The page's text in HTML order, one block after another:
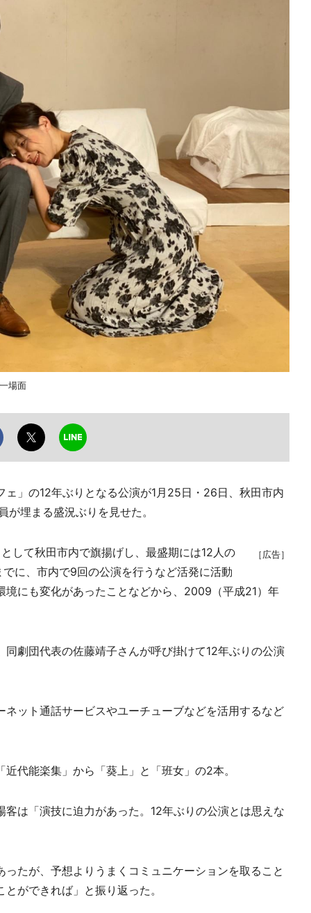
場面
」の12年ぶりとなる公演が1月25日・26日、秋田市内
埋まる盛況ぶりを見せた。
［広告］
して秋田市内で旗揚げし、最盛期には12人の
に、市内で9回の公演を行うなど活発に活動
境にも変化があったことなどから、2009（平成21）年
劇団代表の佐藤靖子さんが呼び掛けて12年ぶりの公演
ット通話サービスやユーチューブなどを活用するなど
代能楽集」から「葵上」と「班女」の2本。
は「演技に迫力があった。12年ぶりの公演とは思えな
たが、予想よりうまくコミュニケーションを取ること
ができれば」と振り返った。